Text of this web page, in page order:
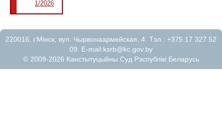
1/2026
220016, г.Мiнск, вул. Чырвонаармейская, 4. Тэл.: +375 17 327 52
09. E-mail:ksrb@kc.gov.by
© 2009-2026 Канстытуцыйны Суд Рэспублікі Беларусь